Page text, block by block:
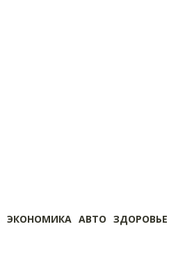
ЭКОНОМИКА АВТО ЗДОРОВЬЕ